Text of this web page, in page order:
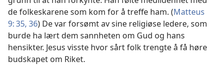
de folkeskarene som kom for å treffe ham. (Matteus
9: 35, 36) De var forsømt av sine religiøse ledere, som
burde ha lært dem sannheten om Gud og hans
hensikter. Jesus visste hvor sårt folk trengte å få høre
budskapet om Riket.